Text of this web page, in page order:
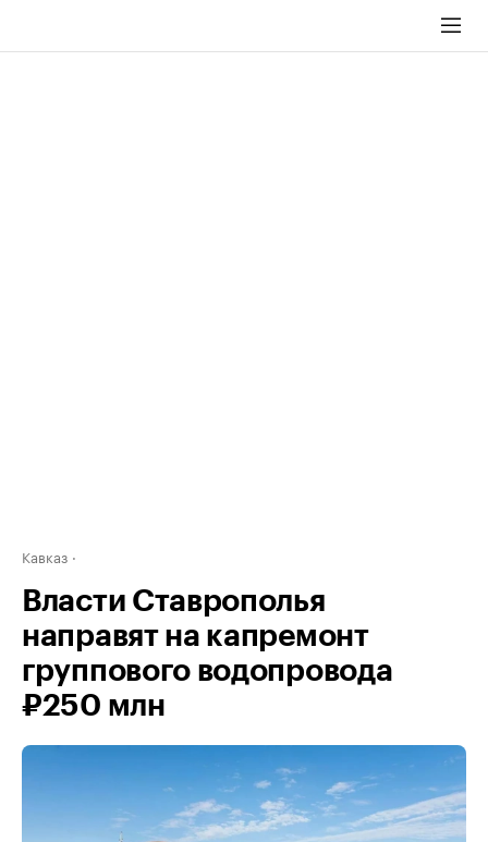
Кавказ
Власти Ставрополья
направят на капремонт
группового водопровода
₽250 млн